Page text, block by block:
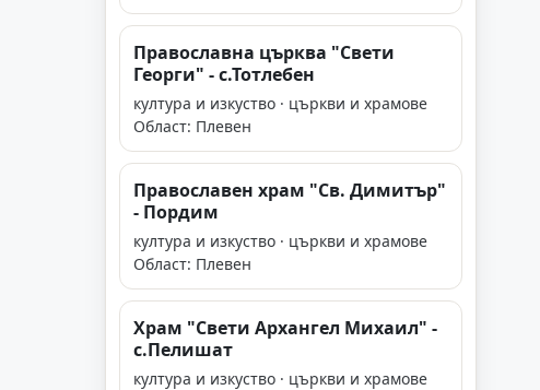
Православна църква "Свети
Георги" - с.Тотлебен
култура и изкуство · църкви и храмове
Област: Плевен
Православен храм "Св. Димитър"
- Пордим
култура и изкуство · църкви и храмове
Област: Плевен
Храм "Свети Архангел Михаил" -
с.Пелишат
култура и изкуство · църкви и храмове